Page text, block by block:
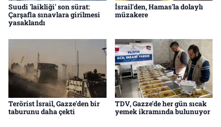
Suudi 'laikliği' son sürat:
Çarşafla sınavlara girilmesi
yasaklandı
İsrail'den, Hamas'la dolaylı
müzakere
Terörist İsrail, Gazze'den bir
taburunu daha çekti
TDV, Gazze'de her gün sıcak
yemek ikramında bulunuyor